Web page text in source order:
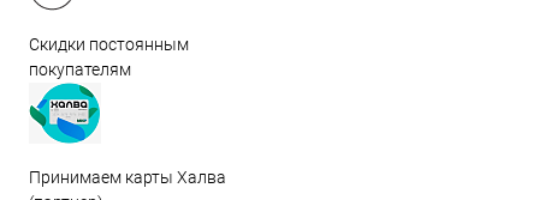
Скидки постоянным
покупателям
Принимаем карты Халва